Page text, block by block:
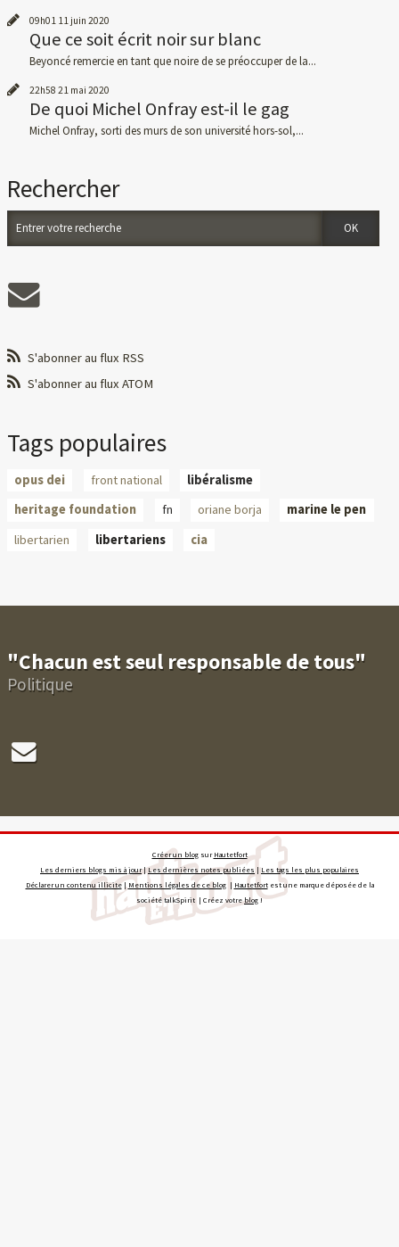
09h01 11 juin 2020
Que ce soit écrit noir sur blanc
Beyoncé remercie en tant que noire de se préoccuper de la...
22h58 21 mai 2020
De quoi Michel Onfray est-il le gag
Michel Onfray, sorti des murs de son université hors-sol,...
Rechercher
S'abonner au flux RSS
S'abonner au flux ATOM
Tags populaires
opus dei front national
libéralisme
heritage foundation
fn oriane borja
marine le pen
libertarien
libertariens cia
"Chacun est seul responsable de tous"
Politique
Créer un blogsur Hautetfort
Les derniers blogs mis à jour|Les dernières notes publiées |Les tags les plus populaires
Déclarer un contenu illicite| Mentions légales de ce blog| Hautetfortest une marque déposée de la
société talkSpirit | Créez votreblog !